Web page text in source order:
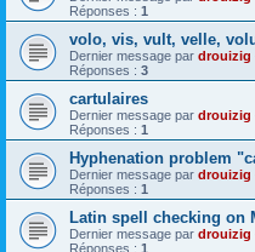
Réponses : 1
volo, vis, vult, velle,
Dernier message par drouizig
Réponses : 3
cartulaires
Dernier message par drouizig
Réponses : 1
Hyphenation problem
Dernier message par drouizig
Réponses : 1
Latin spell checking on
Dernier message par drouizig
Réponses : 1